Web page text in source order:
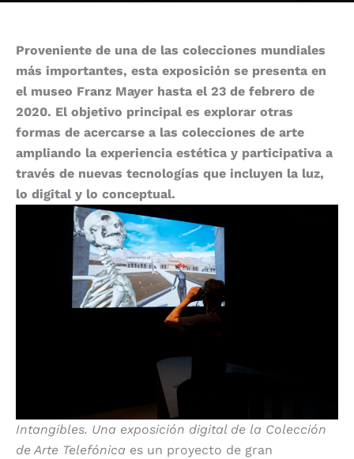
Proveniente de una de las colecciones mundiales
más importantes, esta exposición se presenta en
el museo Franz Mayer hasta el 23 de febrero de
2020. El objetivo principal es explorar otras
formas de acercarse a las colecciones de arte
ampliando la experiencia estética y participativa a
través de nuevas tecnologías que incluyen la luz,
lo digital y lo conceptual.
Intangibles. Una exposición digital de la Colección
de Arte Telefónica es un proyecto de gran